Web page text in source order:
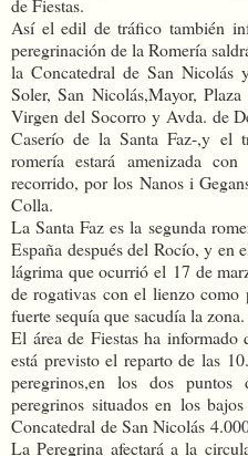
de Fiestas.
Así el edil de tráfico también
peregrinación de la Romería
la Concatedral de San Nicolás
Soler, San Nicolás,Mayor,
Virgen del Socorro y Avda. de
Caserío de la Santa Faz-,y el
romería estará amenizada
recorrido, por los Nanos i
Colla.
La Santa Faz es la segunda
España después del Rocío, y en
lágrima que ocurrió el 17 de
de rogativas con el lienzo
fuerte sequía que sacudía la zona.
El área de Fiestas ha informado
está previsto el reparto de las
peregrinos,en los dos puntos
peregrinos situados en los
Concatedral de San Nicolás
La Peregrina afectará a la